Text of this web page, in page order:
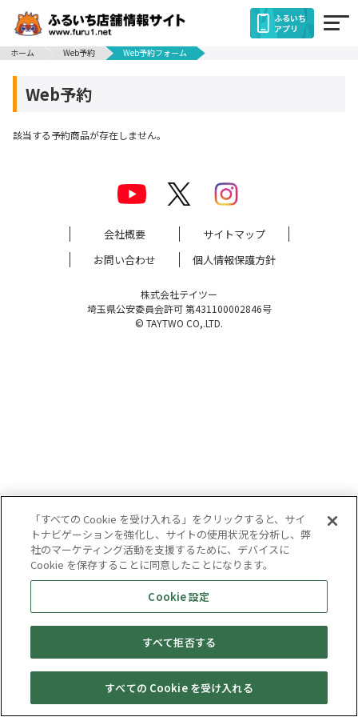
ふるいち
アプリ
ホーム
Web予約 Web予約フォーム
Web予約
該当する予約商品が存在しません。
会社概要
サイトマップ
お問い合わせ
個人情報保護方針
株式会社テイツー
埼玉県公安委員会許可 第431100002846号
© TAYTWO CO,.LTD.
キャンペーン 店舗一覧 Web予約 買取情報 宅配買取
「すべての Cookie を受け入れる」をクリックすると、サイ
トナビゲーションを強化し、サイトの使用状況を分析し、弊
社のマーケティング活動を支援するために、デバイスに
Cookie を保存することに同意したことになります。
Cookie 設定
すべて拒否する
すべての Cookie を受け入れる